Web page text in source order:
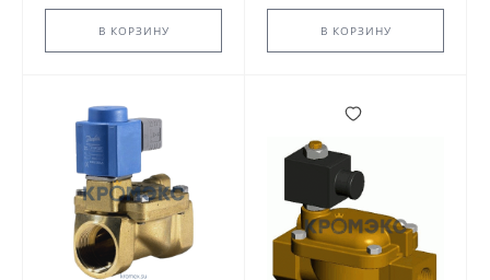
В КОРЗИНУ В КОРЗИНУ